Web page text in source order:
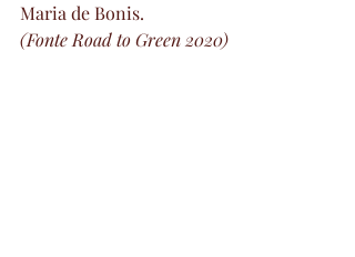
Maria de Bonis.
(Fonte Road to Green 2020)